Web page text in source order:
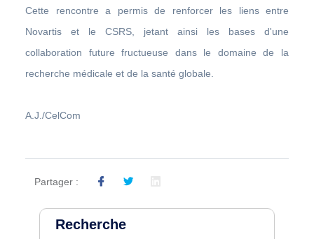
Cette rencontre a permis de renforcer les liens entre
Novartis et le CSRS, jetant ainsi les bases d'une
collaboration future fructueuse dans le domaine de la
recherche médicale et de la santé globale.
A.J./CelCom
Partager :
Recherche